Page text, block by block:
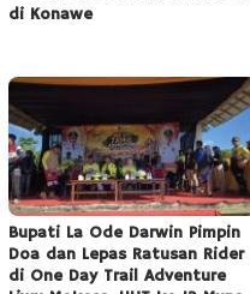
di Konawe
Bupati La Ode Darwin Pimpin
Doa dan Lepas Ratusan Rider
di One Day Trail Adventure